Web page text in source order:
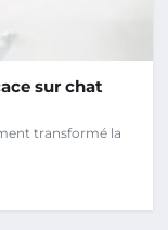
sur chat
transformé la